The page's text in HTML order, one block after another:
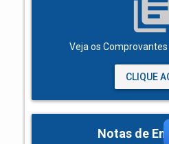
Veja os
CLIQUE
Notas de